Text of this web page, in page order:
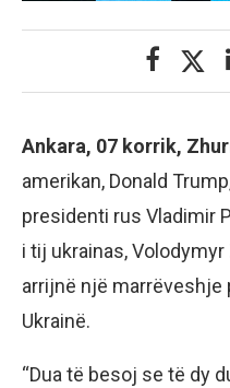
Ankara, 07 korrik,
amerikan, Donald
presidenti rus Vladimir
i tij ukrainas,
arrijnë një marrëveshje
Ukrainë.
“Dua të besoj se të dy